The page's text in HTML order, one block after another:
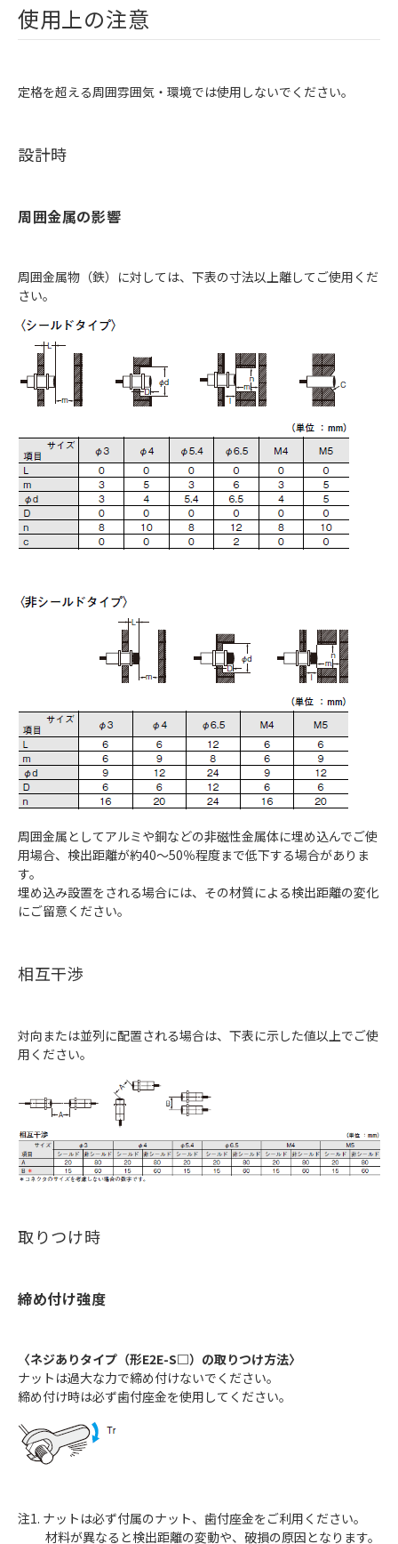
使用上の注意
定格を超える周囲雰囲気・環境では使用しないでください。
設計時
周囲金属の影響
周囲金属物（鉄）に対しては、下表の寸法以上離してご使用くだ
さい。
周囲金属としてアルミや銅などの非磁性金属体に埋め込んでご使
用場合、検出距離が約40～50％程度まで低下する場合がありま
す。
埋め込み設置をされる場合には、その材質による検出距離の変化
にご留意ください。
相互干渉
対向または並列に配置される場合は、下表に示した値以上でご使
用ください。
取りつけ時
締め付け強度
〈ネジありタイプ（形E2E-S□）の取りつけ方法〉
ナットは過大な力で締め付けないでください。
締め付け時は必ず歯付座金を使用してください。
注1. ナットは必ず付属のナット、歯付座金をご利用ください。
材料が異なると検出距離の変動や、破損の原因となります。